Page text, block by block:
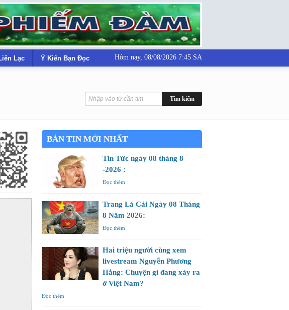
Lạc Ý Kiến Bạn Đọc Hôm nay, 08/08/2026 7:45 SA
BẢN TIN MỚI NHẤT
Tin Tức ngày 08 tháng 8
-2026 :
Đọc thêm
Trang Lá Cải Ngày 08 Tháng
8 Năm 2026:
Đọc thêm
Hai triệu người cùng xem
livestream Nguyễn Phương
Hằng: Chuyện gì đang xảy ra
ở Việt Nam?
Đọc thêm